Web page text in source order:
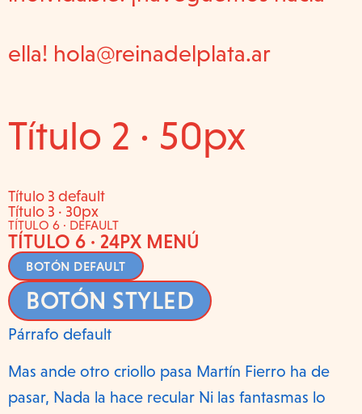
ella! hola@reinadelplata.ar
Título 2 · 50px
Título 3 default
Título 3 · 30px
TÍTULO 6 · DEFAULT
TÍTULO 6 · 24PX MENÚ
BOTÓN DEFAULT
BOTÓN STYLED
Párrafo default
Mas ande otro criollo pasa Martín Fierro ha de
pasar, Nada la hace recular Ni las fantasmas lo